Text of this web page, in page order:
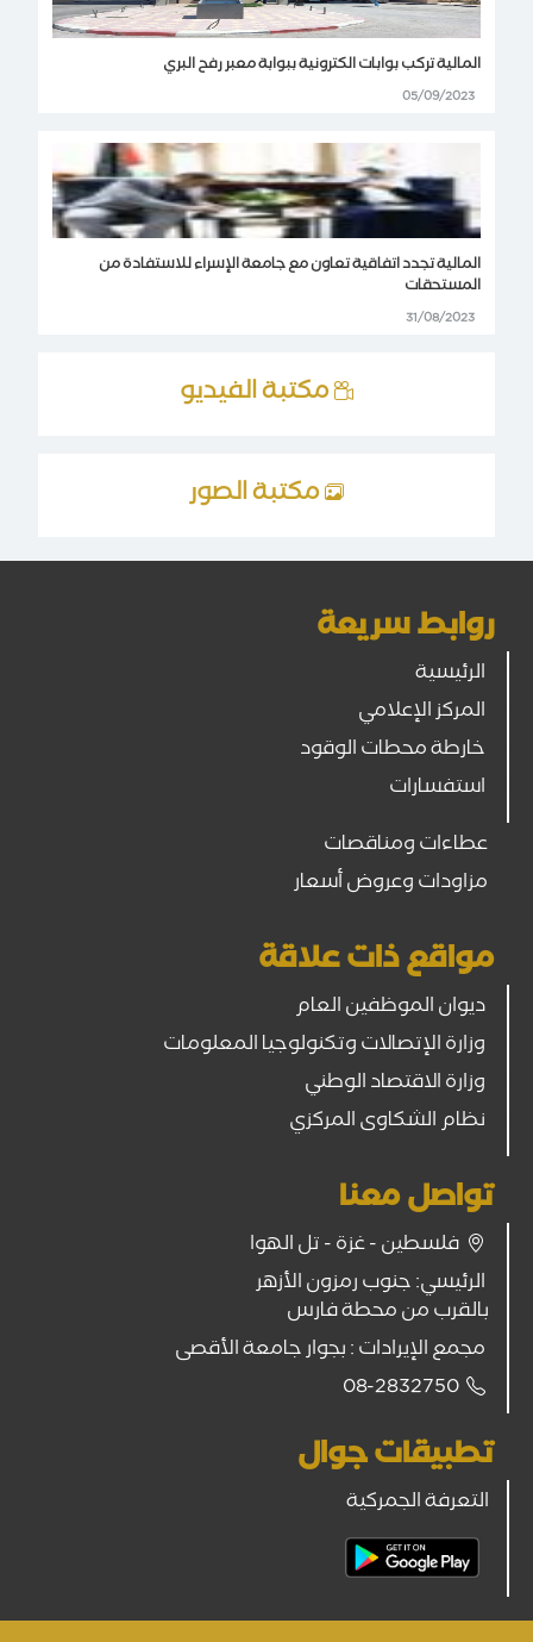
المالية تركب بوابات الكترونية ببوابة معبر رفح البري
05/09/2023
المالية تجدد اتفاقية تعاون مع جامعة الإسراء للاستفادة من
المستحقات
31/08/2023
مكتبة الفيديو
مكتبة الصور
روابط سريعة
الرئيسية
المركز الإعلامي
خارطة محطات الوقود
استفسارات
عطاءات ومناقصات
مزاودات وعروض أسعار
مواقع ذات علاقة
ديوان الموظفين العام
وزارة الإتصالات وتكنولوجيا المعلومات
وزارة الاقتصاد الوطني
نظام الشكاوى المركزي
تواصل معنا
فلسطين - غزة - تل الهوا
الرئيسي: جنوب رمزون الأزهر
بالقرب من محطة فارس
مجمع الإيرادات : بجوار جامعة الأقصى
08-2832750
تطبيقات جوال
التعرفة الجمركية